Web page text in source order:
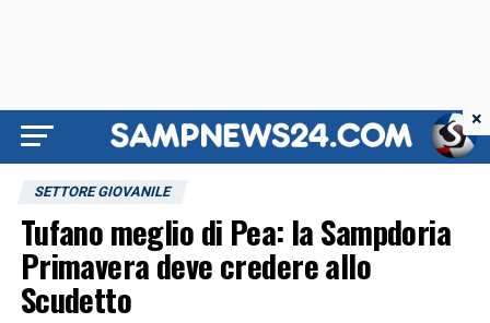
SETTORE GIOVANILE
Tufano meglio di Pea: la Sampdoria
Primavera deve credere allo
Scudetto
×